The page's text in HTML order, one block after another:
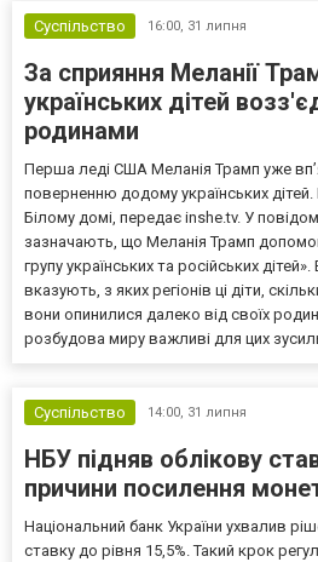
Суспільство 16:00, 31 липня
За сприяння Меланії
українських дітей
родинами
Перша леді США Меланія Трамп уже
поверненню додому українських
Білому домі, передає inshe.tv. У
зазначають, що Меланія Трамп
групу українських та російських
вказують, з яких регіонів ці діти,
вони опинилися далеко від своїх
розбудова миру важливі для цих
Суспільство 14:00, 31 липня
НБУ підняв облікову
причини посилення
Національний банк України ухвалив
ставку до рівня 15,5%. Такий крок